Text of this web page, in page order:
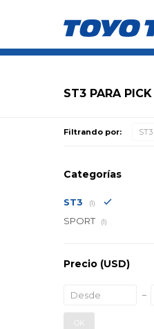
ST3 PARA
Filtrando por: ST3
Categorías
ST3 (1)
SPORT (1)
Precio (USD)
OK